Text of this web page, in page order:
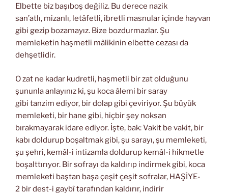
Elbette biz başıboş değiliz. Bu derece nazik
san’atlı, mizanlı, letâfetli, ibretli masnular içinde hayvan
gibi gezip bozamayız. Bize bozdurmazlar. Şu
memleketin haşmetli mâlikinin elbette cezası da
dehşetlidir.
O zat ne kadar kudretli, haşmetli bir zat olduğunu
şununla anlayınız ki, şu koca âlemi bir saray
gibi tanzim ediyor, bir dolap gibi çeviriyor. Şu büyük
memleketi, bir hane gibi, hiçbir şey noksan
bırakmayarak idare ediyor. İşte, bak: Vakit be vakit, bir
kabı doldurup boşaltmak gibi, şu sarayı, şu memleketi,
şu şehri, kemâl-i intizamla doldurup kemâl-i hikmetle
boşalttırıyor. Bir sofrayı da kaldırıp indirmek gibi, koca
memleketi baştan başa çeşit çeşit sofralar, HAŞİYE-
2 bir dest-i gaybî tarafından kaldırır, indirir